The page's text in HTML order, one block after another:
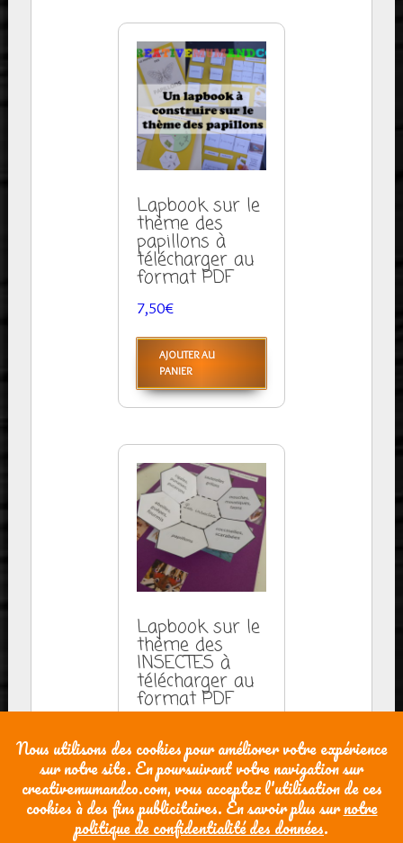
Lapbook sur le
thème des
papillons à
télécharger au
format PDF
7,50€
AJOUTER AU
PANIER
Lapbook sur le
thème des
INSECTES à
télécharger au
format PDF
AJOUTER AU
PANIER